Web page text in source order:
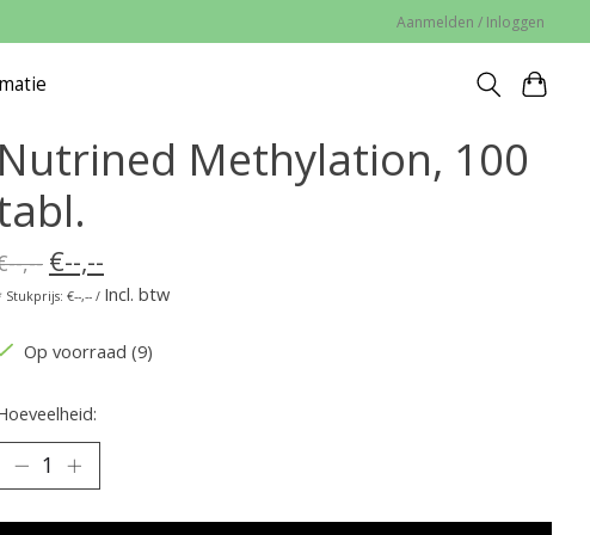
Aanmelden / Inloggen
Nutrined Methylation, 100
,-- €--,--
Stukprijs: €--,-- / Incl. btw
Op voorraad (9)